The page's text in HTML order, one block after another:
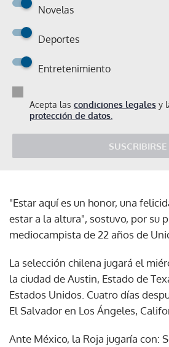
Novelas
Deportes
Entretenimiento
Acepta las condiciones legales y
protección de datos.
SUSCRIBIRSE
"Estar aquí es un honor, una
estar a la altura", sostuvo, por su
mediocampista de 22 años de
La selección chilena jugará el
la ciudad de Austin, Estado de
Estados Unidos. Cuatro días
El Salvador en Los Ángeles,
Ante México, la Roja jugaría con: